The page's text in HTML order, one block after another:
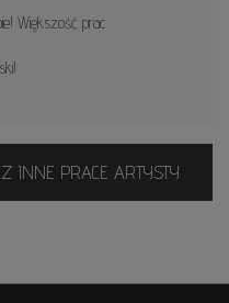
Większość prac
INNE PRACE ARTYSTY